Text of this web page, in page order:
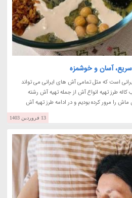
آسان و خوشمزه
است که مثل تمامی آش های ایرانی می تواند
کاله طرز تهیه انواع آش از جمله تهیه آش رشته
را مرور کرده بودیم و در ادامه طرز تهیه آش
13 فروردین 1403